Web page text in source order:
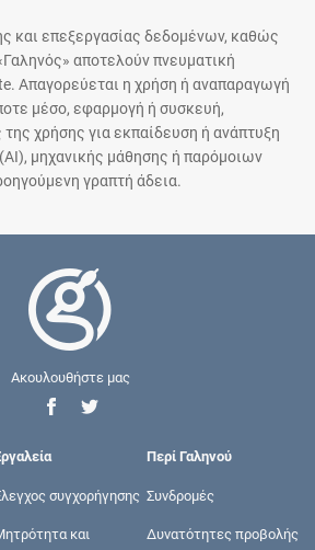
και επεξεργασίας δεδομένων, καθώς
αποτελούν πνευματική
Απαγορεύεται η χρήση ή αναπαραγωγή
μέσο, εφαρμογή ή συσκευή,
χρήσης για εκπαίδευση ή ανάπτυξη
μηχανικής μάθησης ή παρόμοιων
γραπτή άδεια.
Ακουλουθήστε μας
συγχορήγησης
και
Περί Γαληνού
Συνδρομές
Δυνατότητες προβολής